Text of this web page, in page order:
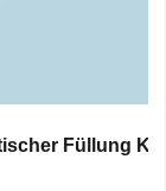
Füllung